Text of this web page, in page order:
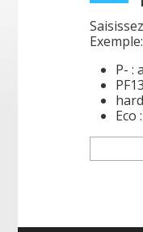
Exemple:
P- :
Eco